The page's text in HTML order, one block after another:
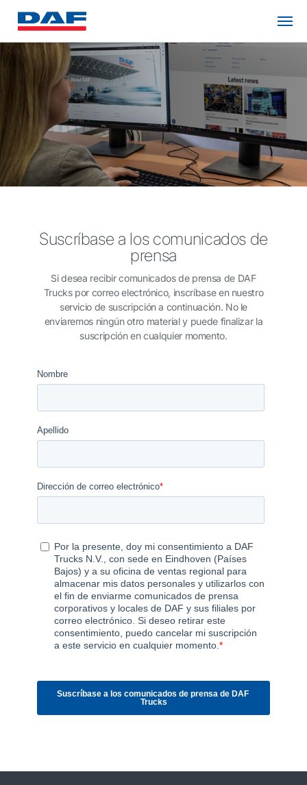
Suscríbase a los comunicados de
prensa
Si desea recibir comunicados de prensa de DAF
Trucks por correo electrónico, inscríbase en nuestro
servicio de suscripción a continuación. No le
enviaremos ningún otro material y puede finalizar la
suscripción en cualquier momento.